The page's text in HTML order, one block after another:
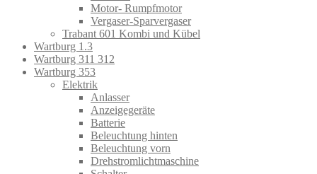
Motor- Rumpfmotor
Vergaser-Sparvergaser
Trabant 601 Kombi und Kübel
Wartburg 1.3
Wartburg 311 312
Wartburg 353
Elektrik
Anlasser
Anzeigegeräte
Batterie
Beleuchtung hinten
Beleuchtung vorn
Drehstromlichtmaschine